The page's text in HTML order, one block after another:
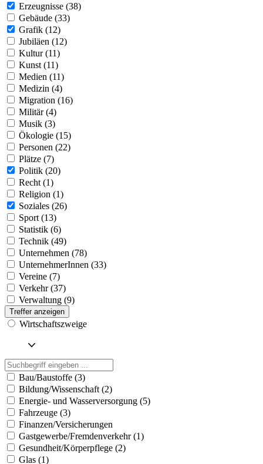
Erzeugnisse (38)
Gebäude (33)
Grafik (12)
Jubiläen (12)
Kultur (11)
Kunst (11)
Medien (11)
Medizin (4)
Migration (16)
Militär (4)
Musik (3)
Ökologie (15)
Personen (22)
Plätze (7)
Politik (20)
Recht (1)
Religion (1)
Soziales (26)
Sport (13)
Statistik (6)
Technik (49)
Unternehmen (78)
UnternehmerInnen (33)
Vereine (7)
Verkehr (37)
Verwaltung (9)
Treffer anzeigen
Wirtschaftszweige
Bau/Baustoffe (3)
Bildung/Wissenschaft (2)
Energie- und Wasserversorgung (5)
Fahrzeuge (3)
Finanzen/Versicherungen
Gastgewerbe/Fremdenverkehr (1)
Gesundheit/Körperpflege (2)
Glas (1)